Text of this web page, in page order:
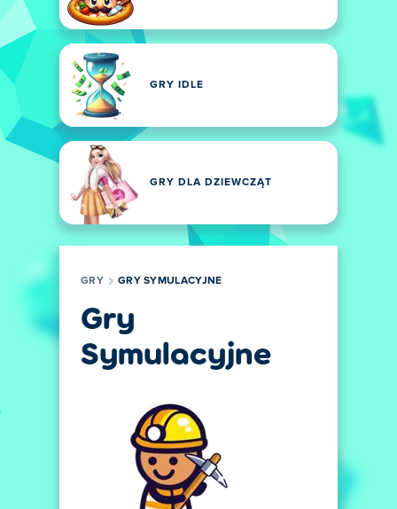
GRY IDLE
GRY DLA DZIEWCZĄT
GRY GRY SYMULACYJNE
Gry
Symulacyjne